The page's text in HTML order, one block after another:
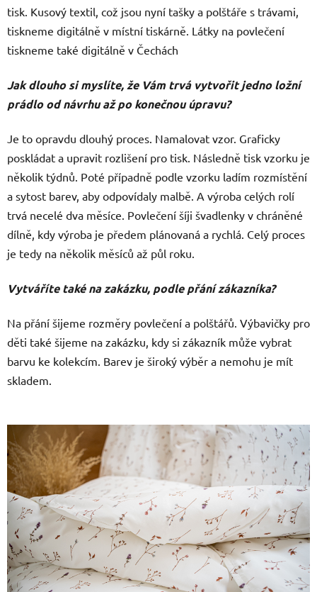
tisk. Kusový textil, což jsou nyní tašky a polštáře s trávami,
tiskneme digitálně v místní tiskárně. Látky na povlečení
tiskneme také digitálně v Čechách
Jak dlouho si myslíte, že Vám trvá vytvořit jedno ložní
prádlo od návrhu až po konečnou úpravu?
Je to opravdu dlouhý proces. Namalovat vzor. Graficky
poskládat a upravit rozlišení pro tisk. Následně tisk vzorku je
několik týdnů. Poté případně podle vzorku ladím rozmístění
a sytost barev, aby odpovídaly malbě. A výroba celých rolí
trvá necelé dva měsíce. Povlečení šíji švadlenky v chráněné
dílně, kdy výroba je předem plánovaná a rychlá. Celý proces
je tedy na několik měsíců až půl roku.
Vytváříte také na zakázku, podle přání zákazníka?
Na přání šijeme rozměry povlečení a polštářů. Výbavičky pro
děti také šijeme na zakázku, kdy si zákazník může vybrat
barvu ke kolekcím. Barev je široký výběr a nemohu je mít
skladem.